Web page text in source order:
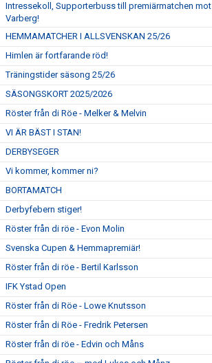
Intressekoll, Supporterbuss till premiärmatchen mot
Varberg!
HEMMAMATCHER I ALLSVENSKAN 25/26
Himlen är fortfarande röd!
Träningstider säsong 25/26
SÄSONGSKORT 2025/2026
Röster från di Röe - Melker & Melvin
VI ÄR BÄST I STAN!
DERBYSEGER
Vi kommer, kommer ni?
BORTAMATCH
Derbyfebern stiger!
Röster från di röe - Evon Molin
Svenska Cupen & Hemmapremiär!
Röster från di röe - Bertil Karlsson
IFK Ystad Open
Röster från di Röe - Lowe Knutsson
Röster från di Röe - Fredrik Petersen
Röster från di röe - Edvin och Måns